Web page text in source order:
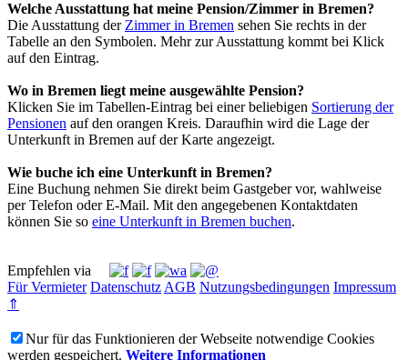
Welche Ausstattung hat meine Pension/Zimmer in Bremen?
Die Ausstattung der Zimmer in Bremen sehen Sie rechts in der
Tabelle an den Symbolen. Mehr zur Ausstattung kommt bei Klick
auf den Eintrag.
Wo in Bremen liegt meine ausgewählte Pension?
Klicken Sie im Tabellen-Eintrag bei einer beliebigen Sortierung der
Pensionen auf den orangen Kreis. Daraufhin wird die Lage der
Unterkunft in Bremen auf der Karte angezeigt.
Wie buche ich eine Unterkunft in Bremen?
Eine Buchung nehmen Sie direkt beim Gastgeber vor, wahlweise
per Telefon oder E-Mail. Mit den angegebenen Kontaktdaten
können Sie so eine Unterkunft in Bremen buchen.
Empfehlen via
Für Vermieter Datenschutz AGB Nutzungsbedingungen Impressum
⇑
Nur für das Funktionieren der Webseite notwendige Cookies
werden gespeichert. Weitere Informationen